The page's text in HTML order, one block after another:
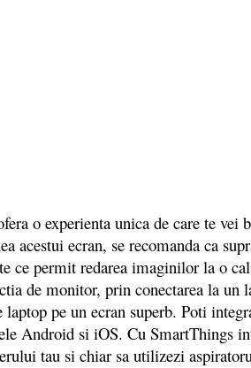
o experienta unica de care te
acestui ecran, se recomanda ca
ce permit redarea imaginilor la o
de monitor, prin conectarea la
pe un ecran superb. Poti
Android si iOS. Cu SmartThings
tau si chiar sa utilizezi